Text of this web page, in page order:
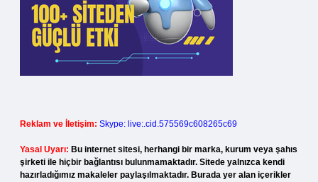
Reklam ve İletişim: Skype: live:.cid.575569c608265c69
Yasal Uyarı: Bu internet sitesi, herhangi bir marka, kurum veya şahıs
şirketi ile hiçbir bağlantısı bulunmamaktadır. Sitede yalnızca kendi
hazırladığımız makaleler paylaşılmaktadır. Burada yer alan içerikler